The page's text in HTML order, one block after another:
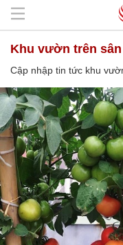
khu vườn trên
Cập nhập tin tức khu